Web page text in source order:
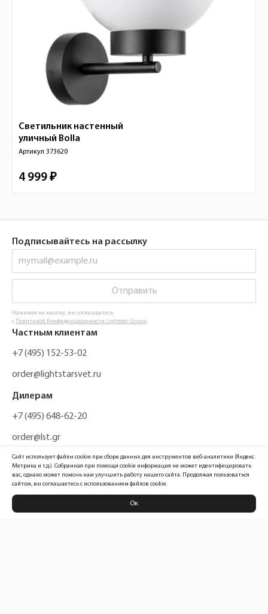
Светильник настенный
уличный Bolla
Артикул 373620
4 999 ₽
Подписывайтесь на рассылку
Отправить
Нажимая на кнопку, вы соглашаетесь
с Политикой Конфиденциальности Lightstar Group
Частным клиентам
+7 (495) 152-53-02
order@lightstarsvet.ru
Дилерам
+7 (495) 648-62-20
order@lst.gr
Политика конфиденциальности
Сайт использует файлы cookie при сборе данных для инструментов веб-аналитики (Яндекс.
Метрика и т.д.). Собранная при помощи cookie информация не может идентифицировать
вас, однако может помочь нам улучшить работу нашего сайта. Продолжая пользоваться
сайтом, вы соглашаетесь с использованием файлов cookie.
Ок